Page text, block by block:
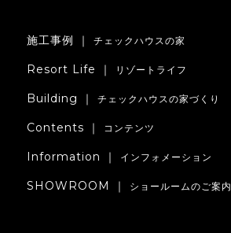
施工事例 ｜チェックハウスの家
Resort Life ｜ リゾートライフ
Building ｜チェックハウスの家づくり
Contents ｜ コンテンツ
Information ｜ インフォメーション
SHOWROOM ｜ ショールームのご案内